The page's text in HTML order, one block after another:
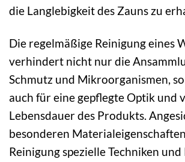
die Langlebigkeit des Zauns zu
Die regelmäßige Reinigung eines
verhindert nicht nur die
Schmutz und Mikroorganismen,
auch für eine gepflegte Optik und
Lebensdauer des Produkts.
besonderen
Reinigung spezielle Techniken